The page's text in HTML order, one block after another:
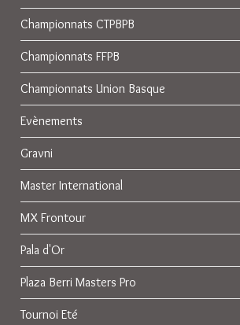
Championnats CTPBPB
Championnats FFPB
Championnats Union Basque
Evènements
Gravni
Master International
MX Frontour
Pala d'Or
Plaza Berri Masters Pro
Tournoi Eté